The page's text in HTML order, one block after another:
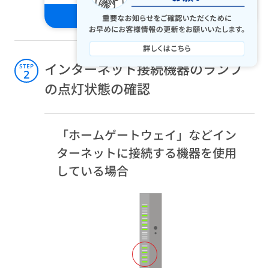
STEP
2
インターネット接続機器のランプ
の点灯状態の確認​
「ホームゲートウェイ」などイン
ターネットに接続する機器を使用
している場合